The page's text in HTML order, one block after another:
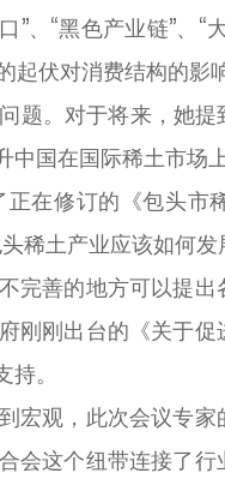
”、“黑色产业链”、
伏对消费结构的影
题。对于将来，她
国在国际稀土市场上
修订的《包头市
土产业应该如何发
完善的地方可以提
刚刚出台的《关于
持。
观，此次会议专家
会这个纽带连接了